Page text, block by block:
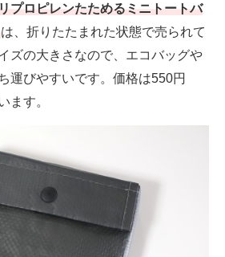
プロピレンたためるミニトートバ
は、折りたたまれた状態で売られて
ズの大きさなので、エコバッグや
運びやすいです。価格は550円
ます。